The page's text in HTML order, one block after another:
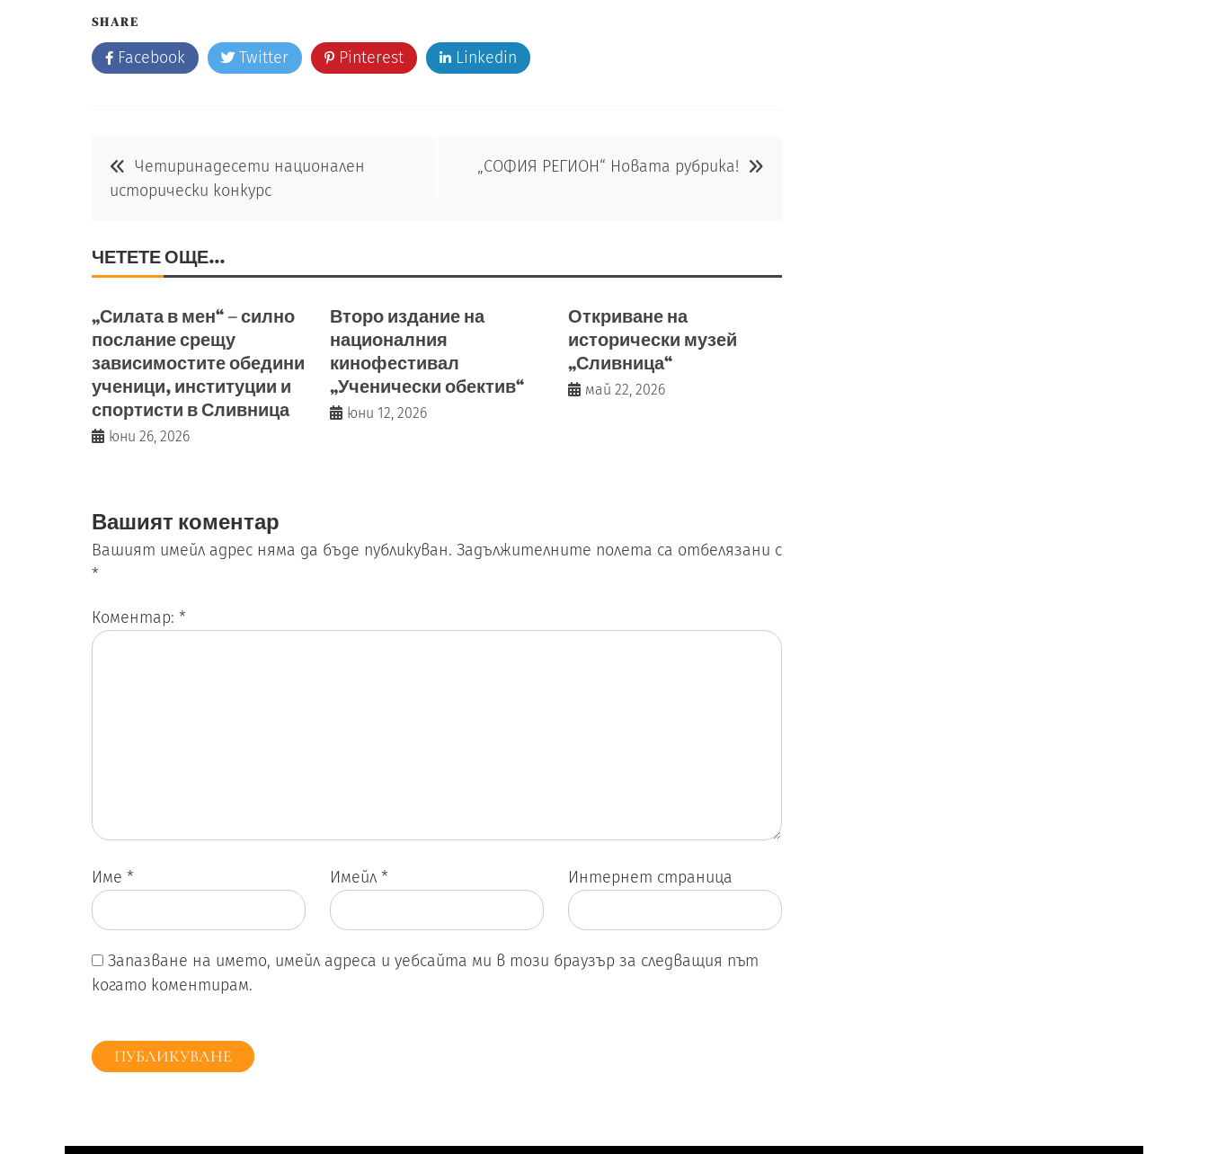
SHARE
Facebook Twitter Pinterest Linkedin
Навигация
Четиринадесети национален
исторически конкурс
„СОФИЯ РЕГИОН“ Новата рубрика!
ЧЕТЕТЕ ОЩЕ...
„Силата в мен“ – силно
послание срещу
зависимостите обедини
ученици, институции и
спортисти в Сливница
юни 26, 2026
Второ издание на
националния
кинофестивал
„Ученически обектив“
юни 12, 2026
Откриване на
исторически музей
„Сливница“
май 22, 2026
Вашият коментар
Вашият имейл адрес няма да бъде публикуван. Задължителните полета са отбелязани с
*
Коментар: *
Име * Имейл * Интернет страница
Запазване на името, имейл адреса и уебсайта ми в този браузър за следващия път
когато коментирам.